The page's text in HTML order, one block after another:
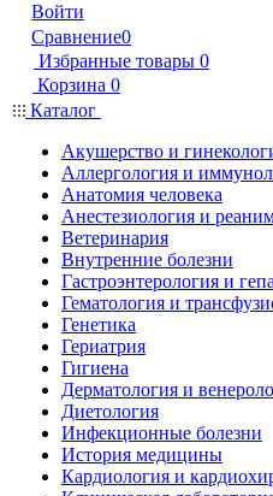
Войти
Сравнение0
Избранные товары 0
Корзина 0
Каталог
Акушерство и
Аллергология и
Анатомия человека
Анестезиология и
Ветеринария
Внутренние болезни
Гастроэнтерология и
Гематология и
Генетика
Гериатрия
Гигиена
Дерматология и
Диетология
Инфекционные болезни
История медицины
Кардиология и